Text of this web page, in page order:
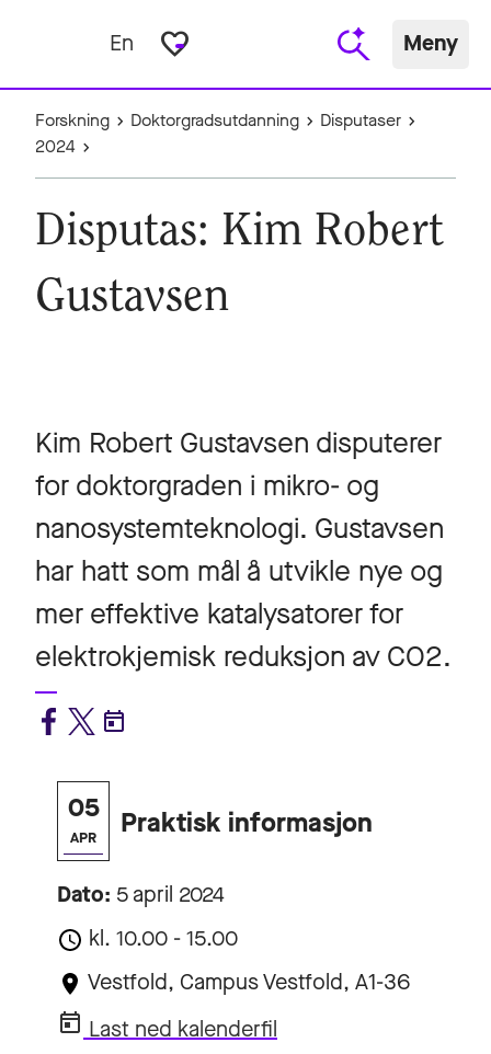
En favorite_border Meny
Forskning Doktorgradsutdanning
Disputaser
2024
Disputas: Kim Robert
Gustavsen
Kim Robert Gustavsen disputerer
for doktorgraden i mikro- og
nanosystemteknologi. Gustavsen
har hatt som mål å utvikle nye og
mer effektive katalysatorer for
elektrokjemisk reduksjon av CO2.
05
APR Praktisk informasjon
Dato: 5 april 2024
kl. 10.00 - 15.00
Vestfold, Campus Vestfold, A1-36
Last ned kalenderfil